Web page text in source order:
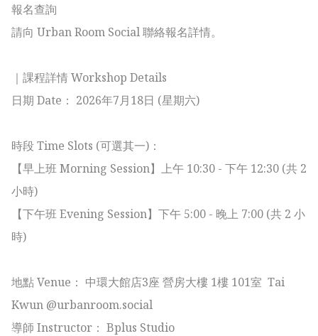
報名查詢
請向 Urban Room Social 聯絡報名詳情。
｜課程詳情 Workshop Details
日期 Date： 2026年7月18日 (星期六)
時段 Time Slots (可選其一)：
【早上班 Morning Session】上午 10:30 - 下午 12:30 (共 2
小時)
【下午班 Evening Session】下午 5:00 - 晚上 7:00 (共 2 小
時)
地點 Venue： 中環大館店3座 營房大樓 1樓 101室  Tai
Kwun @urbanroom.social
導師 Instructor： Bplus Studio